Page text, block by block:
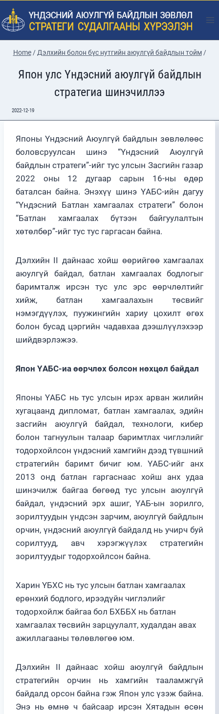
Skip
to
content
Home / Дэлхийн болон бүс нутгийн аюулгүй байдлын тойм /
Япон улс Үндэсний аюулгүй байдлын
стратегиа шинэчиллээ
2022-12-19
Японы Үндэсний Аюулгүй байдлын зөвлөлөөс
боловсруулсан шинэ “Үндэсний Аюулгүй
байдлын стратеги”-ийг тус улсын Засгийн газар
2022 оны 12 дугаар сарын 16-ны өдөр
баталсан байна. Энэхүү шинэ ҮАБС-ийн дагуу
“Үндэсний Батлан хамгаалах стратеги” болон
“Батлан хамгаалах бүтээн байгуулалтын
хөтөлбөр”-ийг тус тус гаргасан байна.
Дэлхийн II дайнаас хойш өөрийгөө хамгаалах
аюулгүй байдал, батлан хамгаалах бодлогыг
баримталж ирсэн тус улс эрс өөрчлөлтийг
хийж, батлан хамгаалахын төсвийг
нэмэгдүүлэх, пуужингийн хариу цохилт өгөх
болон бусад цэргийн чадавхаа дээшлүүлэхээр
шийдвэрлэжээ.
Япон ҮАБС-иа өөрчлөх болсон нөхцөл байдал
Японы ҮАБС нь тус улсын ирэх арван жилийн
хугацаанд дипломат, батлан хамгаалах, эдийн
засгийн аюулгүй байдал, технологи, кибер
болон тагнуулын талаар баримтлах чиглэлийг
тодорхойлсон үндэсний хамгийн дээд түвшний
стратегийн баримт бичиг юм. ҮАБС-ийг анх
2013 онд батлан гаргаснаас хойш анх удаа
шинэчилж байгаа бөгөөд тус улсын аюулгүй
байдал, үндэсний эрх ашиг, ҮАБ-ын зорилго,
зорилтуудын үндсэн зарчим, аюулгүй байдлын
орчин, үндэсний аюулгүй байдалд нь учирч буй
сорилтууд, авч хэрэгжүүлэх стратегийн
зорилтуудыг тодорхойлсон байна.
Харин ҮБХС нь тус улсын батлан хамгаалах
ерөнхий бодлого, ирээдүйн чиглэлийг
тодорхойлж байгаа бол БХББХ нь батлан
хамгаалах төсвийн зарцуулалт, худалдан авах
ажиллагааны төлөвлөгөө юм.
Дэлхийн II дайнаас хойш аюулгүй байдлын
стратегийн орчин нь хамгийн тааламжгүй
байдалд орсон байна гэж Япон улс үзэж байна.
Энэ нь өмнө ч байсаар ирсэн Хятадын өсөн